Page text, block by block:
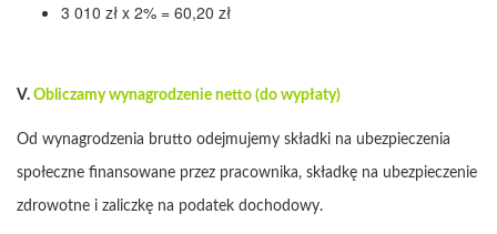
3 010 zł x 2% = 60,20 zł
V. Obliczamy wynagrodzenie netto (do wypłaty)
Od wynagrodzenia brutto odejmujemy składki na ubezpieczenia
społeczne finansowane przez pracownika, składkę na ubezpieczenie
zdrowotne i zaliczkę na podatek dochodowy.